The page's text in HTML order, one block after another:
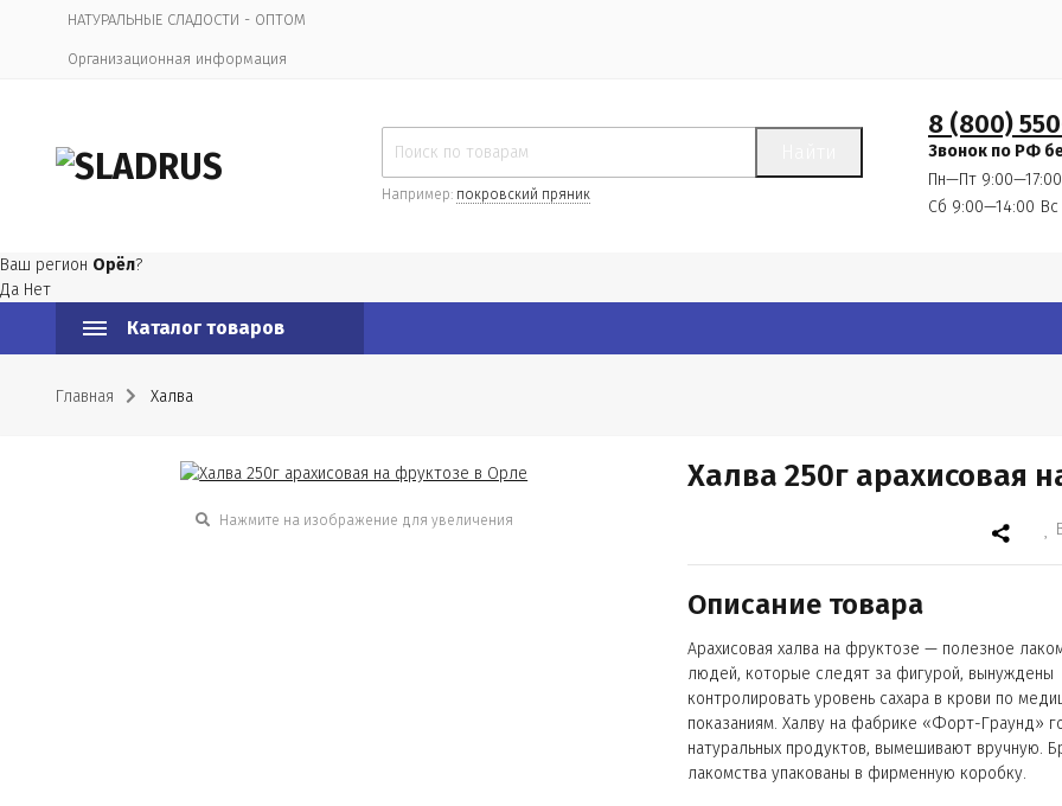
НАТУРАЛЬНЫЕ СЛАДОСТИ - ОПТОМ
Организационная информация
Например: покровский пряник
8 (800)
Звонок по РФ
Пн—Пт 9:00—17:00
Сб 9:00—14:00
Ваш регион Орёл?
Да Нет
Каталог товаров
Главная Халва
Нажмите на изображение для увеличения
Халва 250г арахисовая
Описание товара
Арахисовая халва на фруктозе — полезное
людей, которые следят за фигурой, вынуждены
контролировать уровень сахара в крови по
показаниям. Халву на фабрике «Форт-Граунд»
натуральных продуктов, вымешивают вручную.
лакомства упакованы в фирменную коробку.